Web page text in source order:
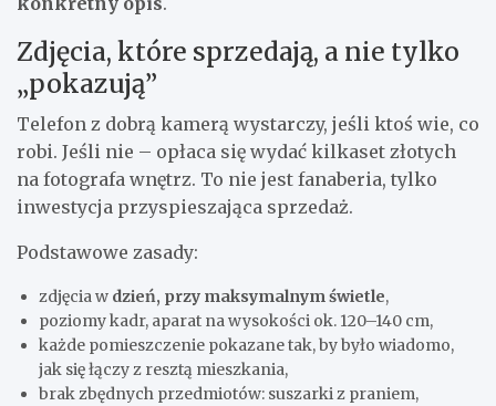
Zdjęcia, które sprzedają, a nie tylko
„pokazują”
Telefon z dobrą kamerą wystarczy, jeśli ktoś wie, co
robi. Jeśli nie – opłaca się wydać kilkaset złotych
na fotografa wnętrz. To nie jest fanaberia, tylko
inwestycja przyspieszająca sprzedaż.
Podstawowe zasady:
zdjęcia w dzień, przy maksymalnym świetle,
poziomy kadr, aparat na wysokości ok. 120–140 cm,
każde pomieszczenie pokazane tak, by było wiadomo,
jak się łączy z resztą mieszkania,
brak zbędnych przedmiotów: suszarki z praniem,